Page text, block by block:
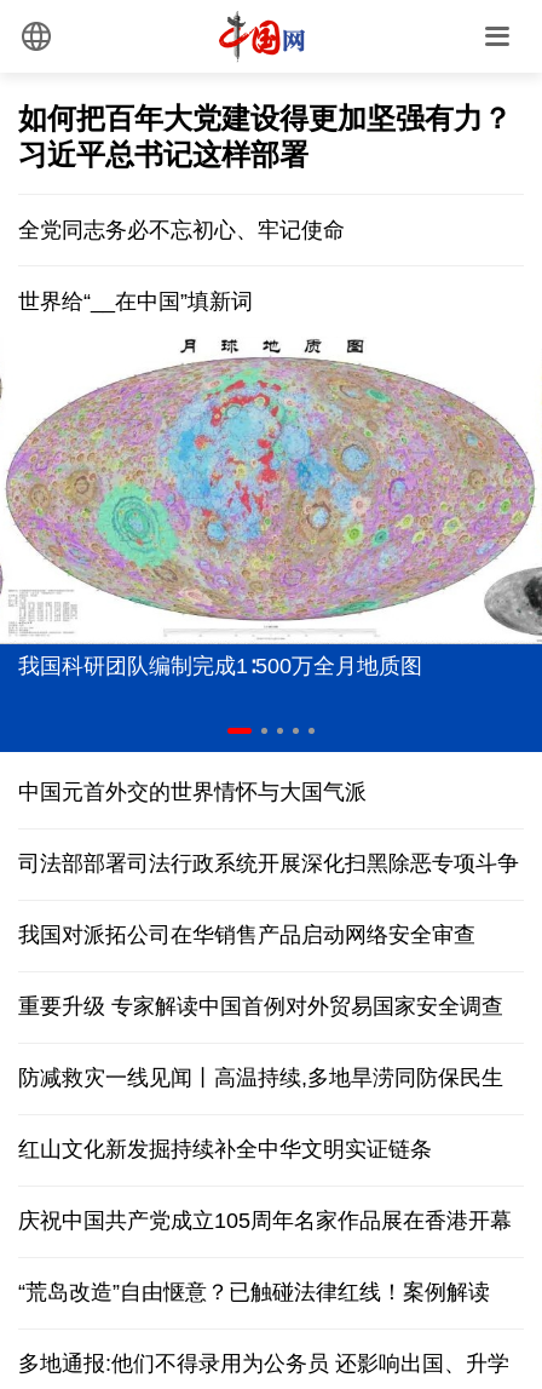
如何把百年大党建设得更加坚强有力？
习近平总书记这样部署
全党同志务必不忘初心、牢记使命
世界给“__在中国”填新词
我国科研团队编制完成1∶500万全月地质图
中国元首外交的世界情怀与大国气派
司法部部署司法行政系统开展深化扫黑除恶专项斗争
我国对派拓公司在华销售产品启动网络安全审查
重要升级 专家解读中国首例对外贸易国家安全调查
防减救灾一线见闻丨高温持续,多地旱涝同防保民生
红山文化新发掘持续补全中华文明实证链条
庆祝中国共产党成立105周年名家作品展在香港开幕
“荒岛改造”自由惬意？已触碰法律红线！案例解读
多地通报:他们不得录用为公务员 还影响出国、升学